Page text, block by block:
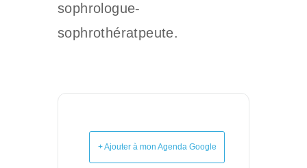
sophrologue-
sophrothératpeute.
+ Ajouter à mon Agenda Google